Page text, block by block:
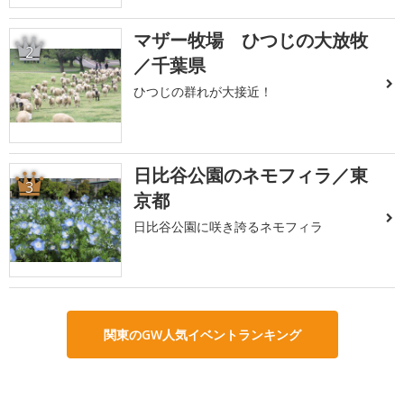
2
マザー牧場 ひつじの大放牧
／千葉県
ひつじの群れが大接近！
3
日比谷公園のネモフィラ／東
京都
日比谷公園に咲き誇るネモフィラ
関東のGW人気イベントランキング